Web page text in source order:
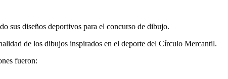
sus diseños deportivos para el concurso de dibujo.
de los dibujos inspirados en el deporte del Círculo Mercantil.
fueron: